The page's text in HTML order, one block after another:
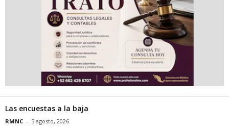
Las encuestas a la baja
RMNC - 5 agosto, 2026